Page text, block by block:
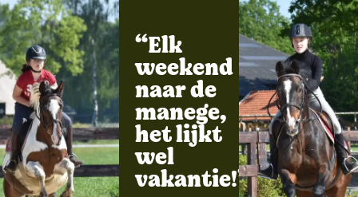
“Elk
weekend
naar de
manege,
het lijkt
wel
vakantie!”